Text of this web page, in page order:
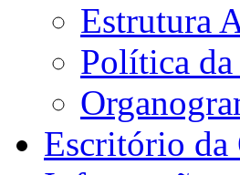
Estrutura
Política
Escritório da